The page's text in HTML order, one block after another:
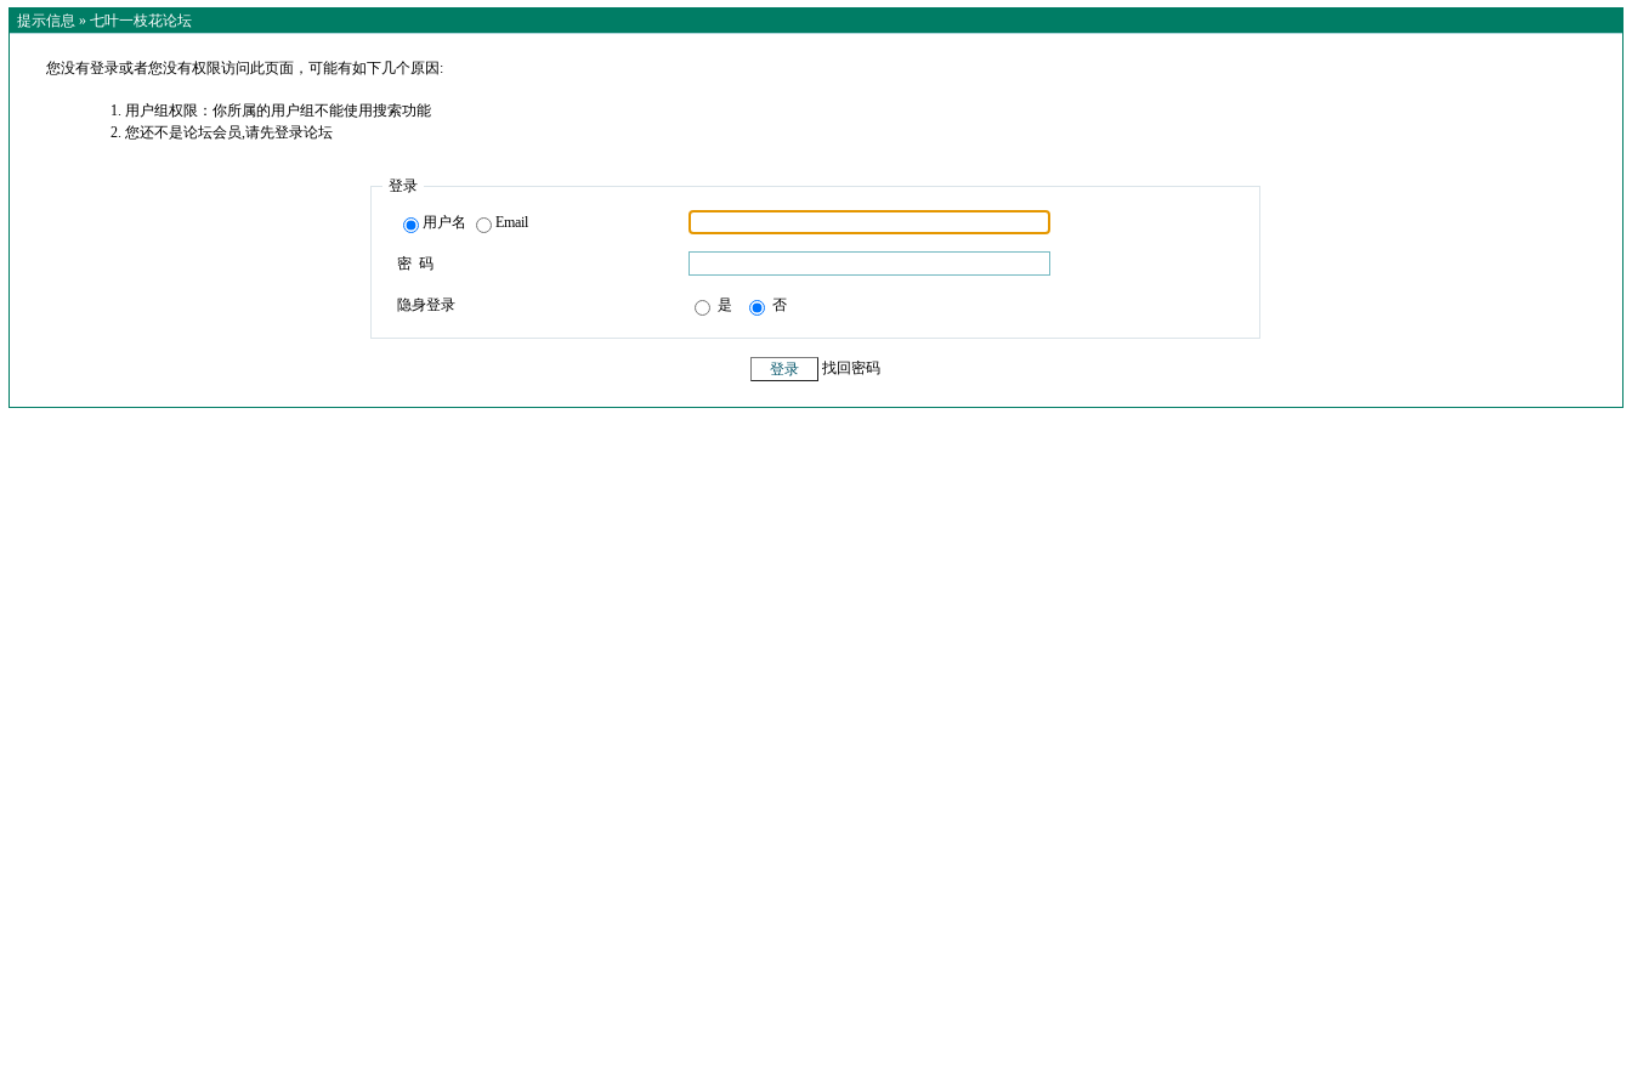
提示信息 » 七叶一枝花论坛
您没有登录或者您没有权限访问此页面，可能有如下几个原因:
用户组权限：你所属的用户组不能使用搜索功能
您还不是论坛会员,请先登录论坛
登录
用户名 Email
密 码
隐身登录 是 否
找回密码